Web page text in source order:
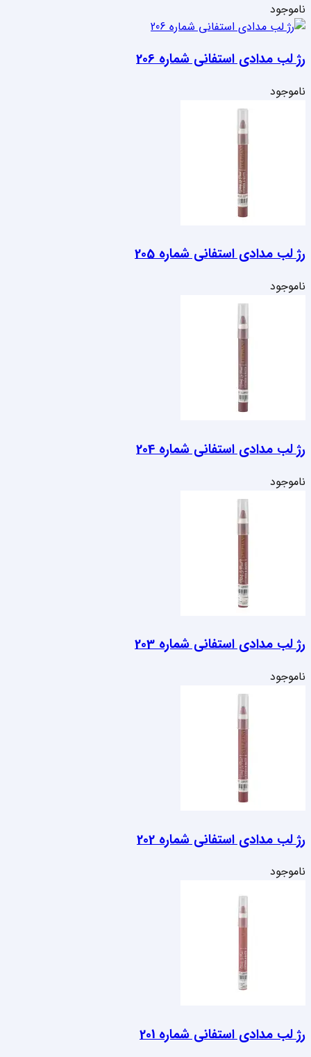
ناموجود
رژ لب مدادی استفانی شماره 206
ناموجود
رژ لب مدادی استفانی شماره 205
ناموجود
رژ لب مدادی استفانی شماره 204
ناموجود
رژ لب مدادی استفانی شماره 203
ناموجود
رژ لب مدادی استفانی شماره 202
ناموجود
رژ لب مدادی استفانی شماره 201